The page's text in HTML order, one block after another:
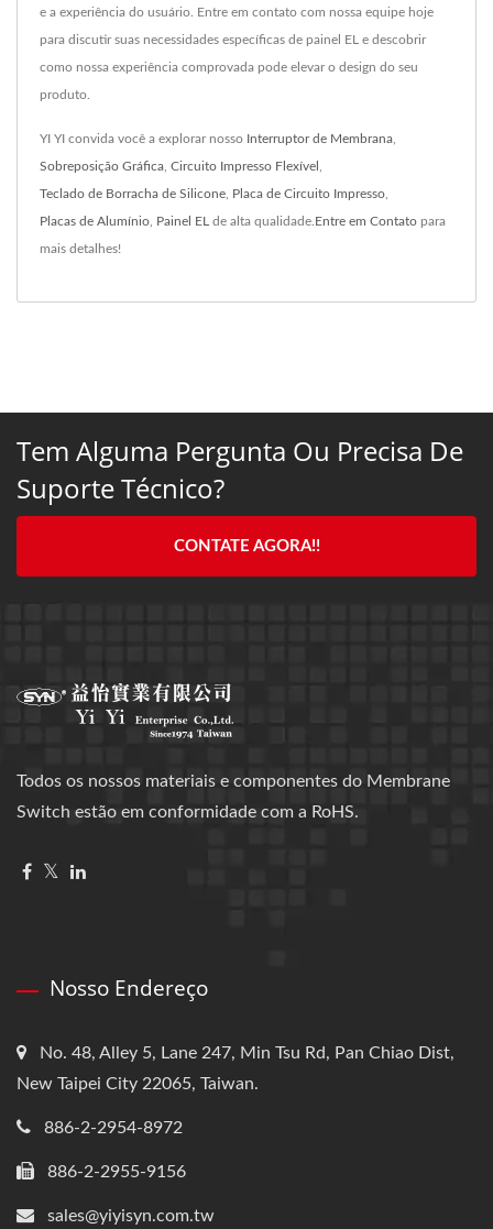
e a experiência do usuário. Entre em contato com nossa equipe hoje
para discutir suas necessidades específicas de painel EL e descobrir
como nossa experiência comprovada pode elevar o design do seu
produto.
YI YI convida você a explorar nosso Interruptor de Membrana
Sobreposição Gráfica Circuito Impresso Flexível
Teclado de Borracha de Silicone Placa de Circuito Impresso
Placas de Alumínio Painel EL de alta qualidade. Entre em Contato para
mais detalhes!
Tem Alguma Pergunta Ou Precisa De
Suporte Técnico?
CONTATE AGORA!!
Todos os nossos materiais e componentes do Membrane
Switch estão em conformidade com a RoHS.
Nosso Endereço
No. 48, Alley 5, Lane 247, Min Tsu Rd, Pan Chiao Dist,
New Taipei City 22065, Taiwan.
886-2-2954-8972
886-2-2955-9156
sales@yiyisyn.com.tw